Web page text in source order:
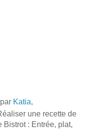
Katia,
une recette de
Bistrot : Entrée, plat,